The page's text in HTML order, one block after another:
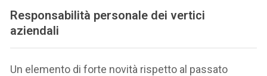
Responsabilità personale dei vertici
aziendali
Un elemento di forte novità rispetto al passato